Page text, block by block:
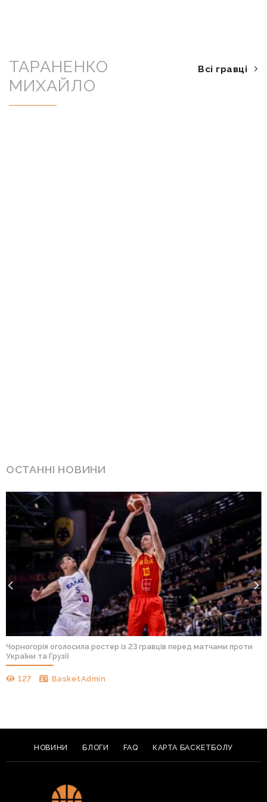
ТАРАНЕНКО
МИХАЙЛО
Всі гравці
ОСТАННІ НОВИНИ
Чорногорія оголосила ростер із 23 гравців перед матчами проти
України та Грузії
127 BasketAdmin
НОВИНИ БЛОГИ FAQ КАРТА БАСКЕТБОЛУ